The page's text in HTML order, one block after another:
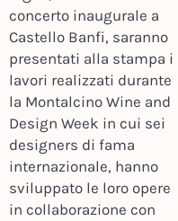
concerto inaugurale a
Castello Banfi, saranno
presentati alla stampa i
lavori realizzati durante
la Montalcino Wine and
Design Week in cui sei
designers di fama
internazionale, hanno
sviluppato le loro opere
in collaborazione con